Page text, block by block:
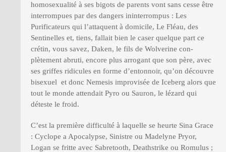
homosexualité à ses bigots de parents vont sans cesse être
interrompues par des dangers ininterrompus : Les
Purificateurs qui l’attaquent à domicile, Le Fléau, des
Sentinelles et, tiens, fallait bien le caser quelque part ce
crétin, vous savez, Daken, le fils de Wolverine con-
plètement abruti, encore plus arrogant que son père, avec
ses griffes ridicules en forme d’entonnoir, qu’on découvre
bisexuel et donc Nemesis improvisée de Iceberg alors que
tout le monde attendait Pyro ou Sauron, le lézard qui
déteste le froid.
C’est la première difficulté à laquelle se heurte Sina Grace
: Cyclope a Apocalypse, Sinistre ou Madelyne Pryor,
Logan se fritte avec Sabretooth, Deathstrike ou Romulus ;